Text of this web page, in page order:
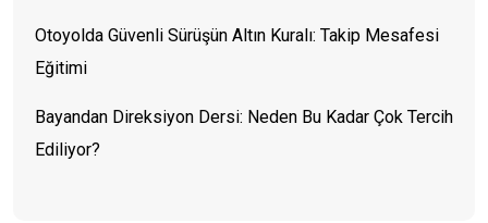
Otoyolda Güvenli Sürüşün Altın Kuralı: Takip Mesafesi
Eğitimi
Bayandan Direksiyon Dersi: Neden Bu Kadar Çok Tercih
Ediliyor?